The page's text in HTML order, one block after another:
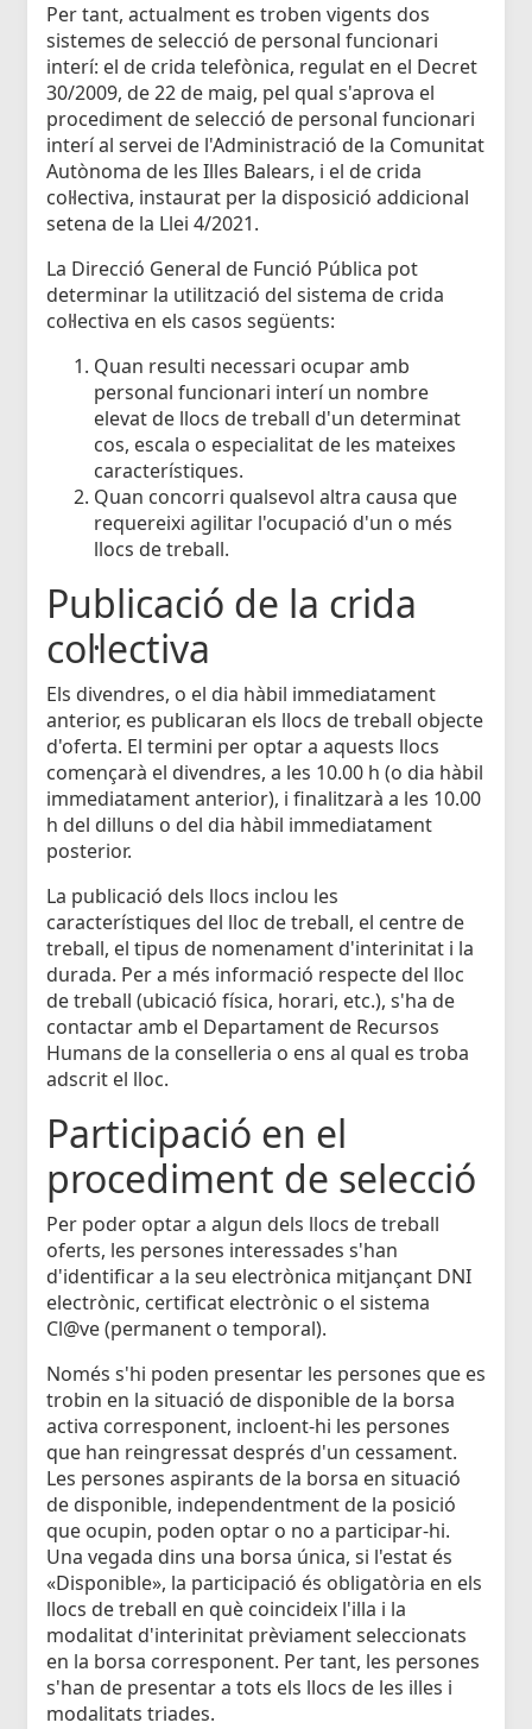
Per tant, actualment es troben vigents dos
sistemes de selecció de personal funcionari
interí: el de crida telefònica, regulat en el Decret
30/2009, de 22 de maig, pel qual s'aprova el
procediment de selecció de personal funcionari
interí al servei de l'Administració de la Comunitat
Autònoma de les Illes Balears, i el de crida
col·lectiva, instaurat per la disposició addicional
setena de la Llei 4/2021.
La Direcció General de Funció Pública pot
determinar la utilització del sistema de crida
col·lectiva en els casos següents:
Quan resulti necessari ocupar amb
personal funcionari interí un nombre
elevat de llocs de treball d'un determinat
cos, escala o especialitat de les mateixes
característiques.
Quan concorri qualsevol altra causa que
requereixi agilitar l'ocupació d'un o més
llocs de treball.
Publicació de la crida
col·lectiva
Els divendres, o el dia hàbil immediatament
anterior, es publicaran els llocs de treball objecte
d'oferta. El termini per optar a aquests llocs
començarà el divendres, a les 10.00 h (o dia hàbil
immediatament anterior), i finalitzarà a les 10.00
h del dilluns o del dia hàbil immediatament
posterior.
La publicació dels llocs inclou les
característiques del lloc de treball, el centre de
treball, el tipus de nomenament d'interinitat i la
durada. Per a més informació respecte del lloc
de treball (ubicació física, horari, etc.), s'ha de
contactar amb el Departament de Recursos
Humans de la conselleria o ens al qual es troba
adscrit el lloc.
Participació en el
procediment de selecció
Per poder optar a algun dels llocs de treball
oferts, les persones interessades s'han
d'identificar a la seu electrònica mitjançant DNI
electrònic, certificat electrònic o el sistema
Cl@ve (permanent o temporal).
Només s'hi poden presentar les persones que es
trobin en la situació de disponible de la borsa
activa corresponent, incloent-hi les persones
que han reingressat després d'un cessament.
Les persones aspirants de la borsa en situació
de disponible, independentment de la posició
que ocupin, poden optar o no a participar-hi.
Una vegada dins una borsa única, si l'estat és
«Disponible», la participació és obligatòria en els
llocs de treball en què coincideix l'illa i la
modalitat d'interinitat prèviament seleccionats
en la borsa corresponent. Per tant, les persones
s'han de presentar a tots els llocs de les illes i
modalitats triades.